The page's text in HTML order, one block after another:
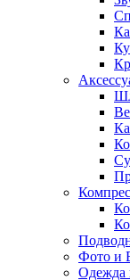
Фото и
Одежда